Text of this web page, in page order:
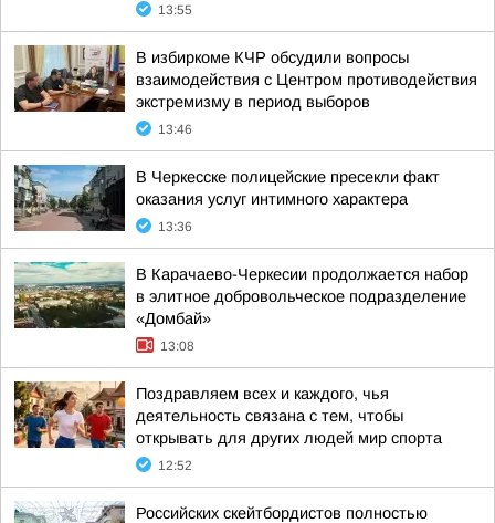
13:55
В избиркоме КЧР обсудили вопросы
взаимодействия с Центром противодействия
экстремизму в период выборов
13:46
В Черкесске полицейские пресекли факт
оказания услуг интимного характера
13:36
В Карачаево-Черкесии продолжается набор
в элитное добровольческое подразделение
«Домбай»
13:08
Поздравляем всех и каждого, чья
деятельность связана с тем, чтобы
открывать для других людей мир спорта
12:52
Российских скейтбордистов полностью